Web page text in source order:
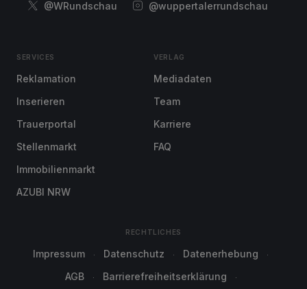
@WRundschau
@wuppertalerrundschau
SERVICES
Reklamation
Inserieren
Trauerportal
Stellenmarkt
Immobilienmarkt
AZUBI NRW
VERLAG
Mediadaten
Team
Karriere
FAQ
RECHTLICHES
Impressum Datenschutz
Datenerhebung
AGB
Barrierefreiheitserklärung